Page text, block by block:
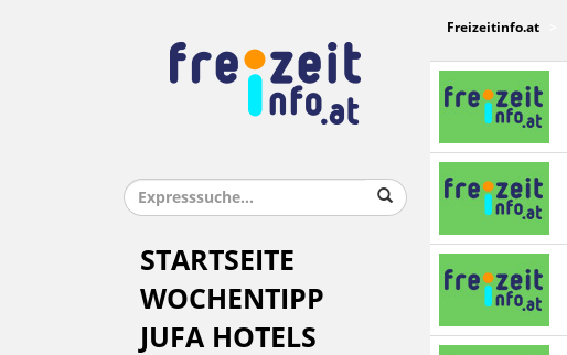
STARTSEITE
WOCHENTIPP
JUFA HOTELS
Freizeitinfo.at